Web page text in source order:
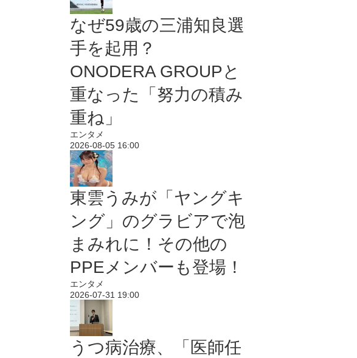
なぜ59歳の三浦知良選
手を起用？
ONODERA GROUPと
重なった「努力の積み
重ね」
エンタメ
2026-08-05 16:00
東雲うみが「ヤングキ
ング」のグラビアで泡
まみれに！その他の
PPEメンバーも登場！
エンタメ
2026-07-31 19:00
うつ病治療、「医師任